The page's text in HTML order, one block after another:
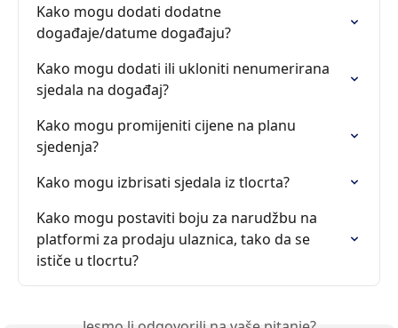
Kako mogu dodati dodatne
događaje/datume događaju?
Kako mogu dodati ili ukloniti nenumerirana
sjedala na događaj?
Kako mogu promijeniti cijene na planu
sjedenja?
Kako mogu izbrisati sjedala iz tlocrta?
Kako mogu postaviti boju za narudžbu na
platformi za prodaju ulaznica, tako da se
ističe u tlocrtu?